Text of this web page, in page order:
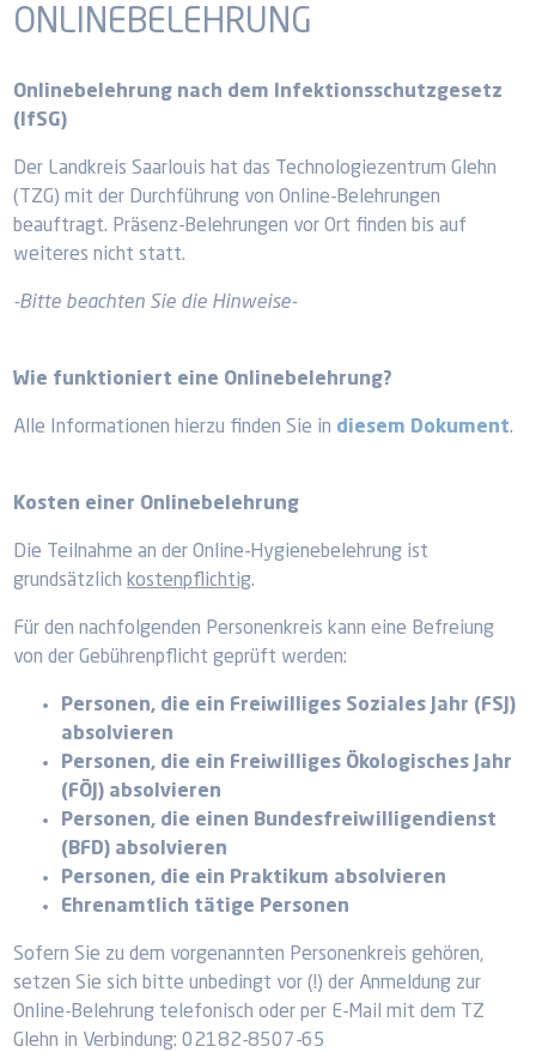
ONLINEBELEHRUNG
Onlinebelehrung nach dem Infektionsschutzgesetz
(IfSG)
Der Landkreis Saarlouis hat das Technologiezentrum Glehn
(TZG) mit der Durchführung von Online-Belehrungen
beauftragt. Präsenz-Belehrungen vor Ort finden bis auf
weiteres nicht statt.
-Bitte beachten Sie die Hinweise-
Wie funktioniert eine Onlinebelehrung?
Alle Informationen hierzu finden Sie in diesem Dokument.
Kosten einer Onlinebelehrung
Die Teilnahme an der Online-Hygienebelehrung ist
grundsätzlich kostenpflichtig.
Für den nachfolgenden Personenkreis kann eine Befreiung
von der Gebührenpflicht geprüft werden:
Personen, die ein Freiwilliges Soziales Jahr (FSJ)
absolvieren
Personen, die ein Freiwilliges Ökologisches Jahr
(FÖJ) absolvieren
Personen, die einen Bundesfreiwilligendienst
(BFD) absolvieren
Personen, die ein Praktikum absolvieren
Ehrenamtlich tätige Personen
Sofern Sie zu dem vorgenannten Personenkreis gehören,
setzen Sie sich bitte unbedingt vor (!) der Anmeldung zur
Online-Belehrung telefonisch oder per E-Mail mit dem TZ
Glehn in Verbindung: 02182-8507-65